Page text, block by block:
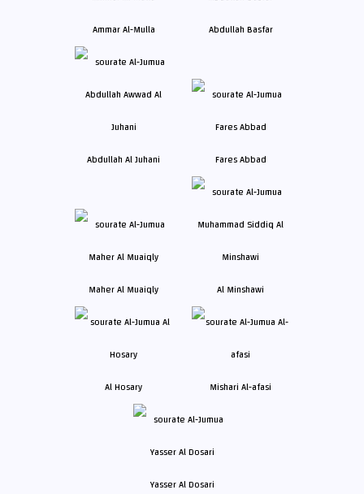
Ammar Al-Mulla Abdullah Basfar
Abdullah Al Juhani Fares Abbad
Maher Al Muaiqly Al Minshawi
Al Hosary Mishari Al-afasi
Yasser Al Dosari